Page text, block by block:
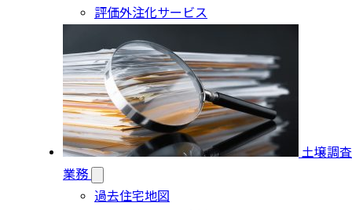
評価外注化サービス
土壌調査
業務
過去住宅地図